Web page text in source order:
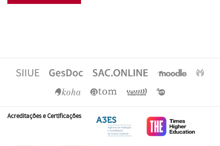
Acreditações e Certificações